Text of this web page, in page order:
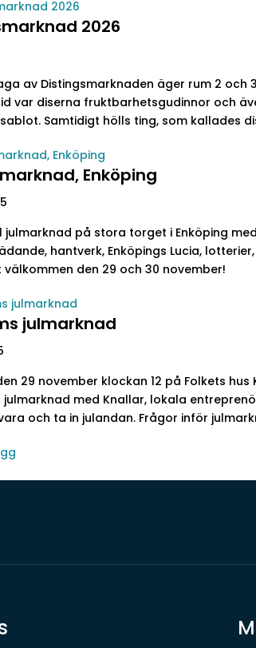
2026
av Distingsmarknaden äger rum 2 och
var diserna fruktbarhetsgudinnor och
Samtidigt hölls ting, som kallades
Enköping
julmarknad på stora torget i Enköping
hantverk, Enköpings Lucia,
välkommen den 29 och 30 november!
julmarknad
29 november klockan 12 på Folkets
julmarknad med Knallar, lokala
och ta in julandan. Frågor inför